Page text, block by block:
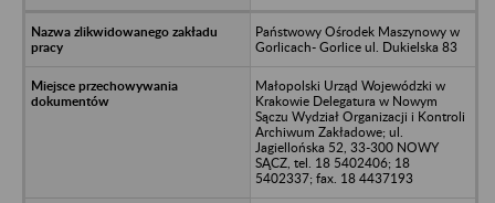
Państwowy Ośrodek Maszynowy w
Gorlicach- Gorlice ul. Dukielska 83
Małopolski Urząd Wojewódzki w
Krakowie Delegatura w Nowym
Sączu Wydział Organizacji i Kontroli
Archiwum Zakładowe; ul.
Jagiellońska 52, 33-300 NOWY
SĄCZ, tel. 18 5402406; 18
5402337; fax. 18 4437193